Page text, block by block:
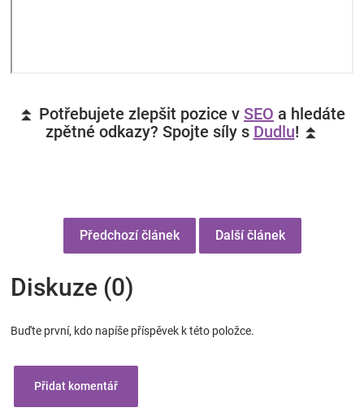
⏫ Potřebujete zlepšit pozice v SEO a hledáte
zpětné odkazy? Spojte síly s Dudlu! ⏫
Předchozí článek Další článek
Diskuze (0)
Buďte první, kdo napíše příspěvek k této položce.
Přidat komentář